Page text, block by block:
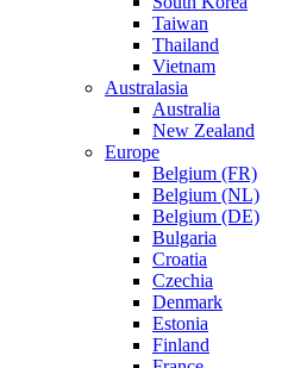
Taiwan
Thailand
Vietnam
Australasia
Australia
New Zealand
Europe
Belgium (FR)
Belgium (NL)
Belgium (DE)
Bulgaria
Croatia
Czechia
Denmark
Estonia
Finland